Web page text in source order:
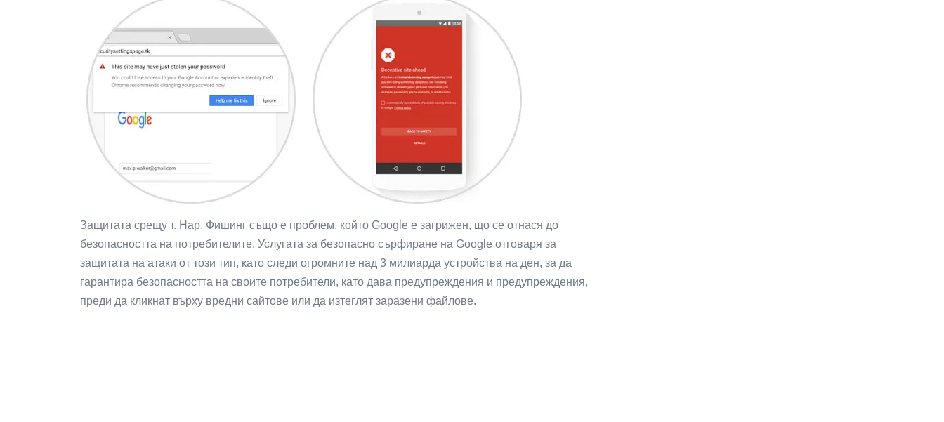
Защитата срещу т. Нар. Фишинг също е проблем, който Google е загрижен, що се отнася до
безопасността на потребителите. Услугата за безопасно сърфиране на Google отговаря за
защитата на атаки от този тип, като следи огромните над 3 милиарда устройства на ден, за да
гарантира безопасността на своите потребители, като дава предупреждения и предупреждения,
преди да кликнат върху вредни сайтове или да изтеглят заразени файлове.